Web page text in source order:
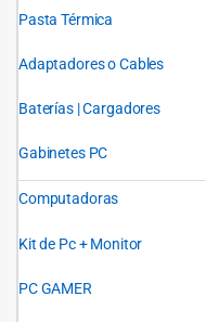
Pasta Térmica
Adaptadores o Cables
Baterías | Cargadores
Gabinetes PC
Computadoras
Kit de Pc + Monitor
PC GAMER